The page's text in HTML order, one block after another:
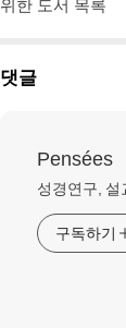
위한 도서 목록
댓글
Pensées
성경연구, 설
구독하기